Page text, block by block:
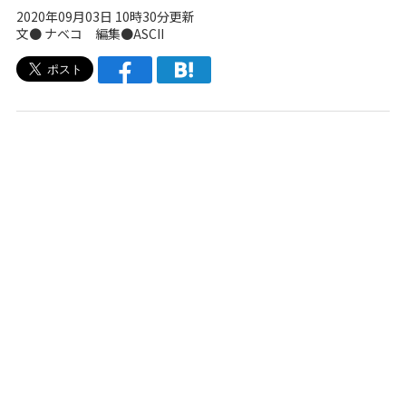
2020年09月03日 10時30分更新
文● ナベコ 編集●ASCII